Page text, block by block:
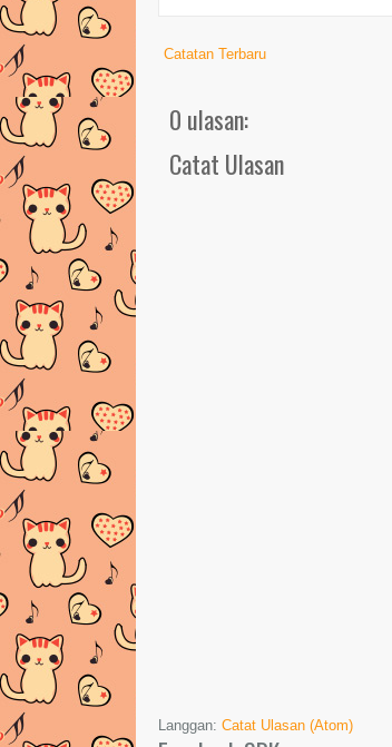
Catatan Terbaru
0 ulasan:
Catat Ulasan
Langgan: Catat Ulasan (Atom)